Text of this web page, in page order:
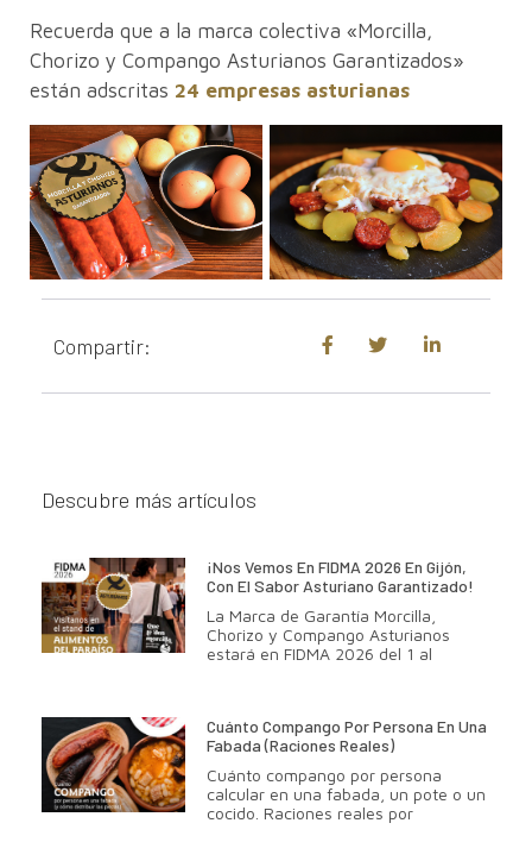
Recuerda que a la marca colectiva «Morcilla,
Chorizo y Compango Asturianos Garantizados»
están adscritas 24 empresas asturianas
Compartir:
Descubre más artículos
¡Nos Vemos En FIDMA 2026 En Gijón,
Con El Sabor Asturiano Garantizado!
La Marca de Garantía Morcilla,
Chorizo y Compango Asturianos
estará en FIDMA 2026 del 1 al
Cuánto Compango Por Persona En Una
Fabada (raciones Reales)
Cuánto compango por persona
calcular en una fabada, un pote o un
cocido. Raciones reales por